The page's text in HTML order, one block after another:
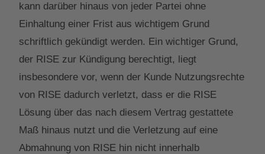
kann darüber hinaus von jeder Partei ohne
Einhaltung einer Frist aus wichtigem Grund
schriftlich gekündigt werden. Ein wichtiger Grund,
der RISE zur Kündigung berechtigt, liegt
insbesondere vor, wenn der Kunde Nutzungsrechte
von RISE dadurch verletzt, dass er die RISE
Lösung über das nach diesem Vertrag gestattete
Maß hinaus nutzt und die Verletzung auf eine
Abmahnung von RISE hin nicht innerhalb